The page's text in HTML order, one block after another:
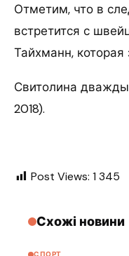
Отметим, что в
встретится с
Тайхманн,
Свитолина дважды
2018).
Post Views: 1 345
Схожі новини